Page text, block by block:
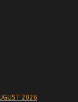
2026